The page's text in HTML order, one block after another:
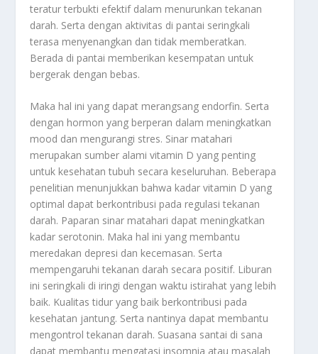
teratur terbukti efektif dalam menurunkan tekanan
darah. Serta dengan aktivitas di pantai seringkali
terasa menyenangkan dan tidak memberatkan.
Berada di pantai memberikan kesempatan untuk
bergerak dengan bebas.
Maka hal ini yang dapat merangsang endorfin. Serta
dengan hormon yang berperan dalam meningkatkan
mood dan mengurangi stres. Sinar matahari
merupakan sumber alami vitamin D yang penting
untuk kesehatan tubuh secara keseluruhan. Beberapa
penelitian menunjukkan bahwa kadar vitamin D yang
optimal dapat berkontribusi pada regulasi tekanan
darah. Paparan sinar matahari dapat meningkatkan
kadar serotonin. Maka hal ini yang membantu
meredakan depresi dan kecemasan. Serta
mempengaruhi tekanan darah secara positif. Liburan
ini seringkali di iringi dengan waktu istirahat yang lebih
baik. Kualitas tidur yang baik berkontribusi pada
kesehatan jantung. Serta nantinya dapat membantu
mengontrol tekanan darah. Suasana santai di sana
dapat membantu mengatasi insomnia atau masalah